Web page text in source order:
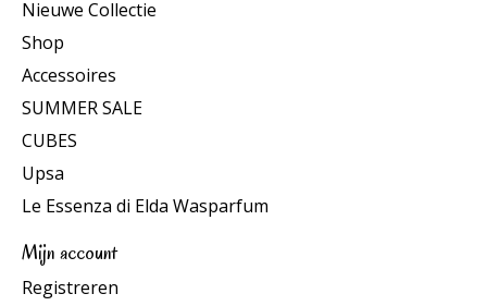
Nieuwe Collectie
Shop
Accessoires
SUMMER SALE
CUBES
Upsa
Le Essenza di Elda Wasparfum
Mijn account
Registreren